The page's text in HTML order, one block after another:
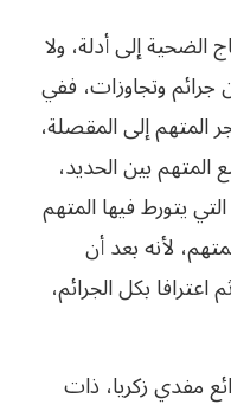
الضحية إلى أدلة، ولا
جرائم وتجاوزات، ففي
المتهم إلى المقصلة،
بين الحديد،
يتورط فيها المتهم
لأنه بعد أن
بكل الجرائم،
مفدي زكريا، ذات